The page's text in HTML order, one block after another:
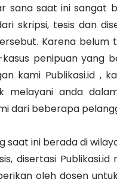
sana saat ini sangat
skripsi, tesis dan
Karena
penipuan yang
kami Publikasi.id ,
melayani anda
dari beberapa
saat ini berada di
disertasi
oleh dosen